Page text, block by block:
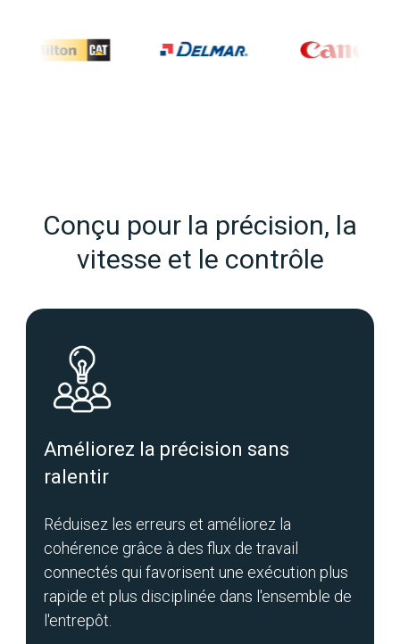
Conçu pour la précision, la
vitesse et le contrôle
Améliorez la précision sans
ralentir
Réduisez les erreurs et améliorez la
cohérence grâce à des flux de travail
connectés qui favorisent une exécution plus
rapide et plus disciplinée dans l'ensemble de
l'entrepôt.